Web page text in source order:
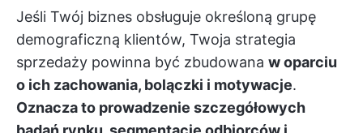
Jeśli Twój biznes obsługuje określoną grupę
demograficzną klientów, Twoja strategia
sprzedaży powinna być zbudowana w oparciu
o ich zachowania, bolączki i motywacje.
Oznacza to prowadzenie szczegółowych